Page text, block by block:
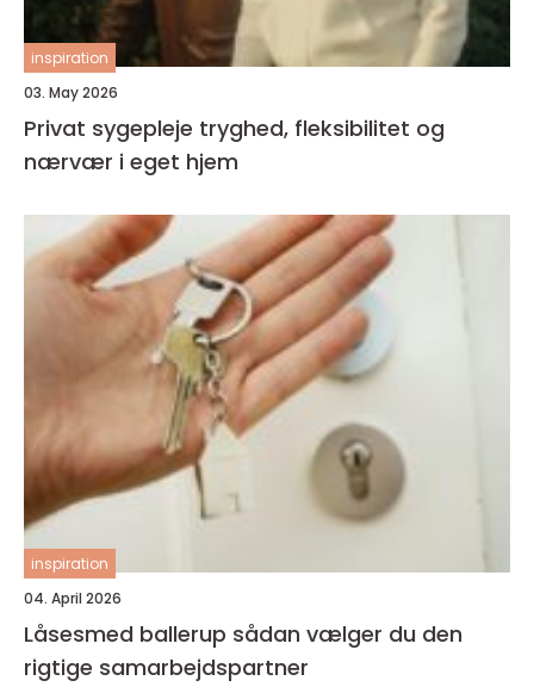
inspiration
03. May 2026
Privat sygepleje tryghed, fleksibilitet og
nærvær i eget hjem
inspiration
04. April 2026
Låsesmed ballerup sådan vælger du den
rigtige samarbejdspartner